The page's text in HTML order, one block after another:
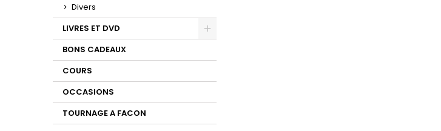
Divers
LIVRES ET DVD
BONS CADEAUX
COURS
OCCASIONS
TOURNAGE A FACON